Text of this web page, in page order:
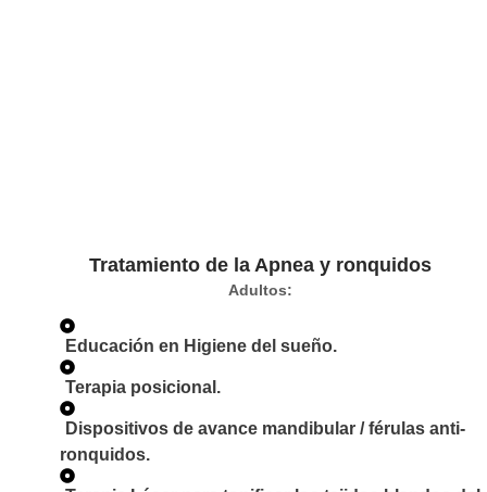
Tratamiento de la Apnea y ronquidos
Adultos:
Educación en Higiene del sueño.
Terapia posicional.
Dispositivos de avance mandibular / férulas anti-
ronquidos.